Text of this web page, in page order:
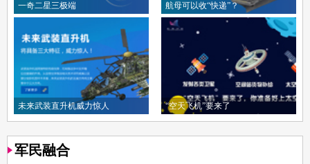
一奇二星三极端 航母可以收“快递”？
未来武装直升机威力惊人 “空天飞机”要来了
军民融合